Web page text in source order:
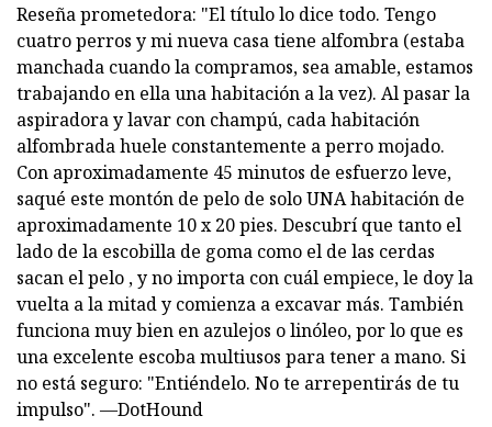
Reseña prometedora: "El título lo dice todo. Tengo
cuatro perros y mi nueva casa tiene alfombra (estaba
manchada cuando la compramos, sea amable, estamos
trabajando en ella una habitación a la vez). Al pasar la
aspiradora y lavar con champú, cada habitación
alfombrada huele constantemente a perro mojado.
Con aproximadamente 45 minutos de esfuerzo leve,
saqué este montón de pelo de solo UNA habitación de
aproximadamente 10 x 20 pies. Descubrí que tanto el
lado de la escobilla de goma como el de las cerdas
sacan el pelo , y no importa con cuál empiece, le doy la
vuelta a la mitad y comienza a excavar más. También
funciona muy bien en azulejos o linóleo, por lo que es
una excelente escoba multiusos para tener a mano. Si
no está seguro: "Entiéndelo. No te arrepentirás de tu
impulso". —DotHound